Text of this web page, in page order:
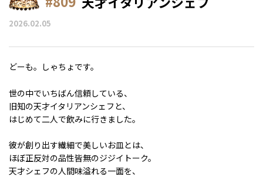
2026.02.05
どーも。しゃちょです。
世の中でいちばん信頼している、
旧知の天才イタリアンシェフと、
はじめて二人で飲みに行きました。
彼が創り出す繊細で美しいお皿とは、
ほぼ正反対の品性皆無のジジイトーク。
天才シェフの人間味溢れる一面を、